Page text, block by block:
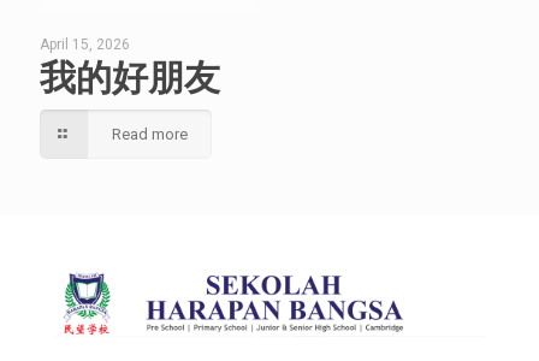
April 15, 2026
我的好朋友
Read more